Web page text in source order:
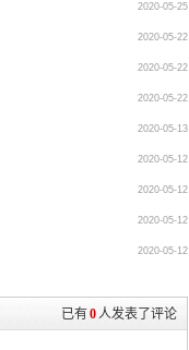
2020-05-25
2020-05-22
2020-05-22
2020-05-22
2020-05-13
2020-05-12
2020-05-12
2020-05-12
2020-05-12
已有0人发表了评论